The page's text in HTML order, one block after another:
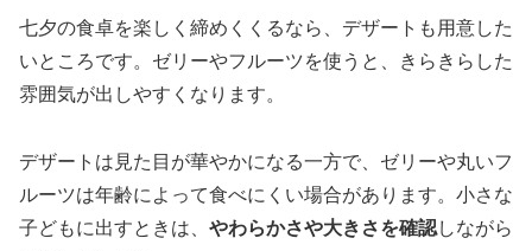
七夕の食卓を楽しく締めくくるなら、デザートも用意した
いところです。ゼリーやフルーツを使うと、きらきらした
雰囲気が出しやすくなります。
デザートは見た目が華やかになる一方で、ゼリーや丸いフ
ルーツは年齢によって食べにくい場合があります。小さな
子どもに出すときは、 やわらかさや大きさを確認しながら